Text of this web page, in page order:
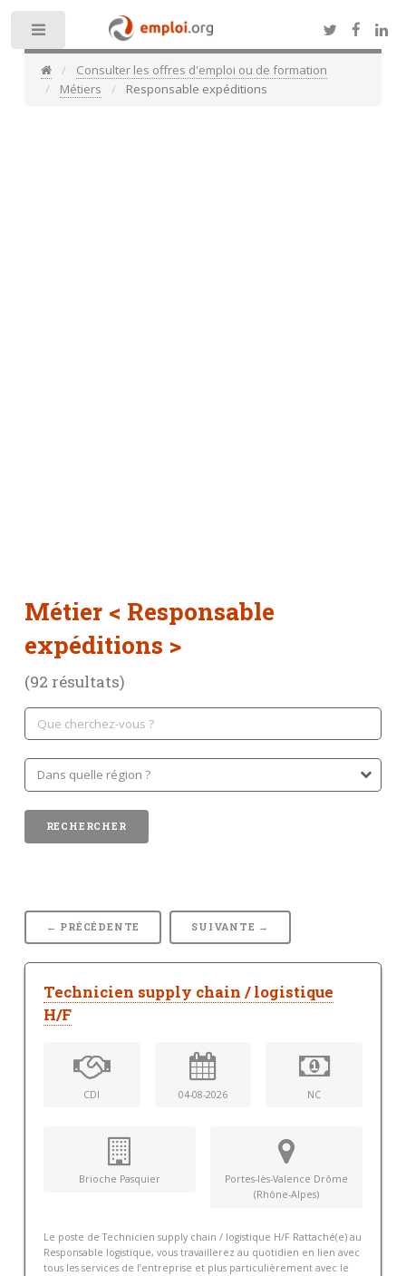
Consulter les offres d'emploi ou de formation
Métiers
Responsable expéditions
Métier < Responsable
expéditions >
(92 résultats)
← PRÉCÉDENTE SUIVANTE →
Technicien supply chain / logistique
H/F
CDI 04-08-2026 NC
Brioche Pasquier
Portes-lès-Valence Drôme
(Rhône-Alpes)
Le poste de Technicien supply chain / logistique H/F Rattaché(e) au
Responsable logistique, vous travaillerez au quotidien en lien avec
tous les services de l’entreprise et plus particulièrement avec le
Toggle